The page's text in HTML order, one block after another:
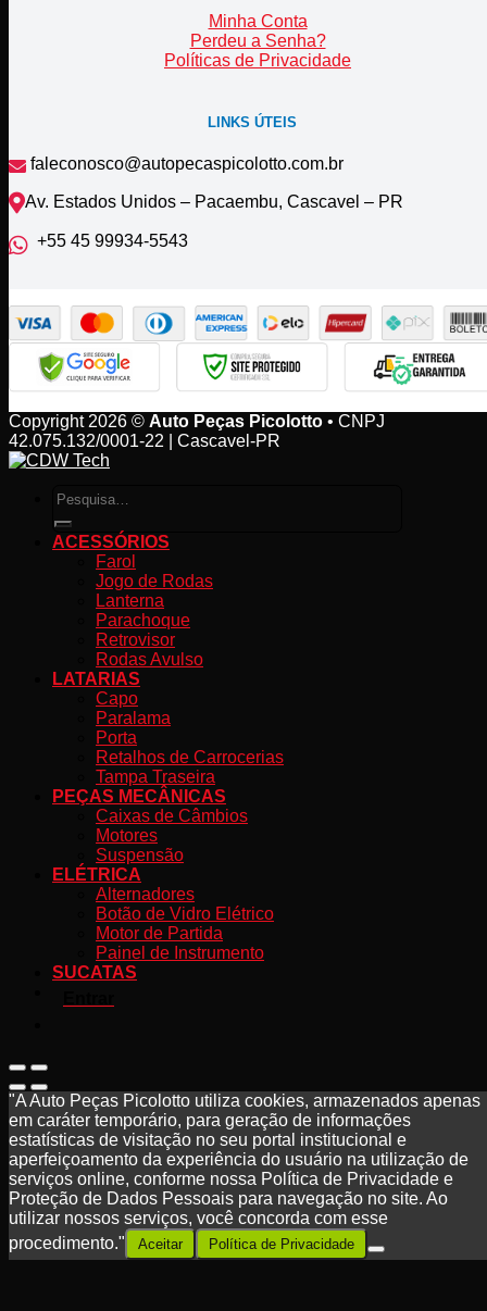
Minha Conta
Perdeu a Senha?
Políticas de Privacidade
LINKS ÚTEIS
faleconosco@autopecaspicolotto.com.br
Av. Estados Unidos – Pacaembu, Cascavel – PR
+55 45 99934‑5543‬
Copyright 2026 © Auto Peças Picolotto • CNPJ
42.075.132/0001-22 | Cascavel-PR
Pesquisar
por:
ACESSÓRIOS
Farol
Jogo de Rodas
Lanterna
Parachoque
Retrovisor
Rodas Avulso
LATARIAS
Capo
Paralama
Porta
Retalhos de Carrocerias
Tampa Traseira
PEÇAS MECÂNICAS
Caixas de Câmbios
Motores
Suspensão
ELÉTRICA
Alternadores
Botão de Vidro Elétrico
Motor de Partida
Painel de Instrumento
SUCATAS
"A Auto Peças Picolotto utiliza cookies, armazenados apenas
em caráter temporário, para geração de informações
estatísticas de visitação no seu portal institucional e
aperfeiçoamento da experiência do usuário na utilização de
serviços online, conforme nossa Política de Privacidade e
Proteção de Dados Pessoais para navegação no site. Ao
utilizar nossos serviços, você concorda com esse
procedimento."
Aceitar Política de Privacidade